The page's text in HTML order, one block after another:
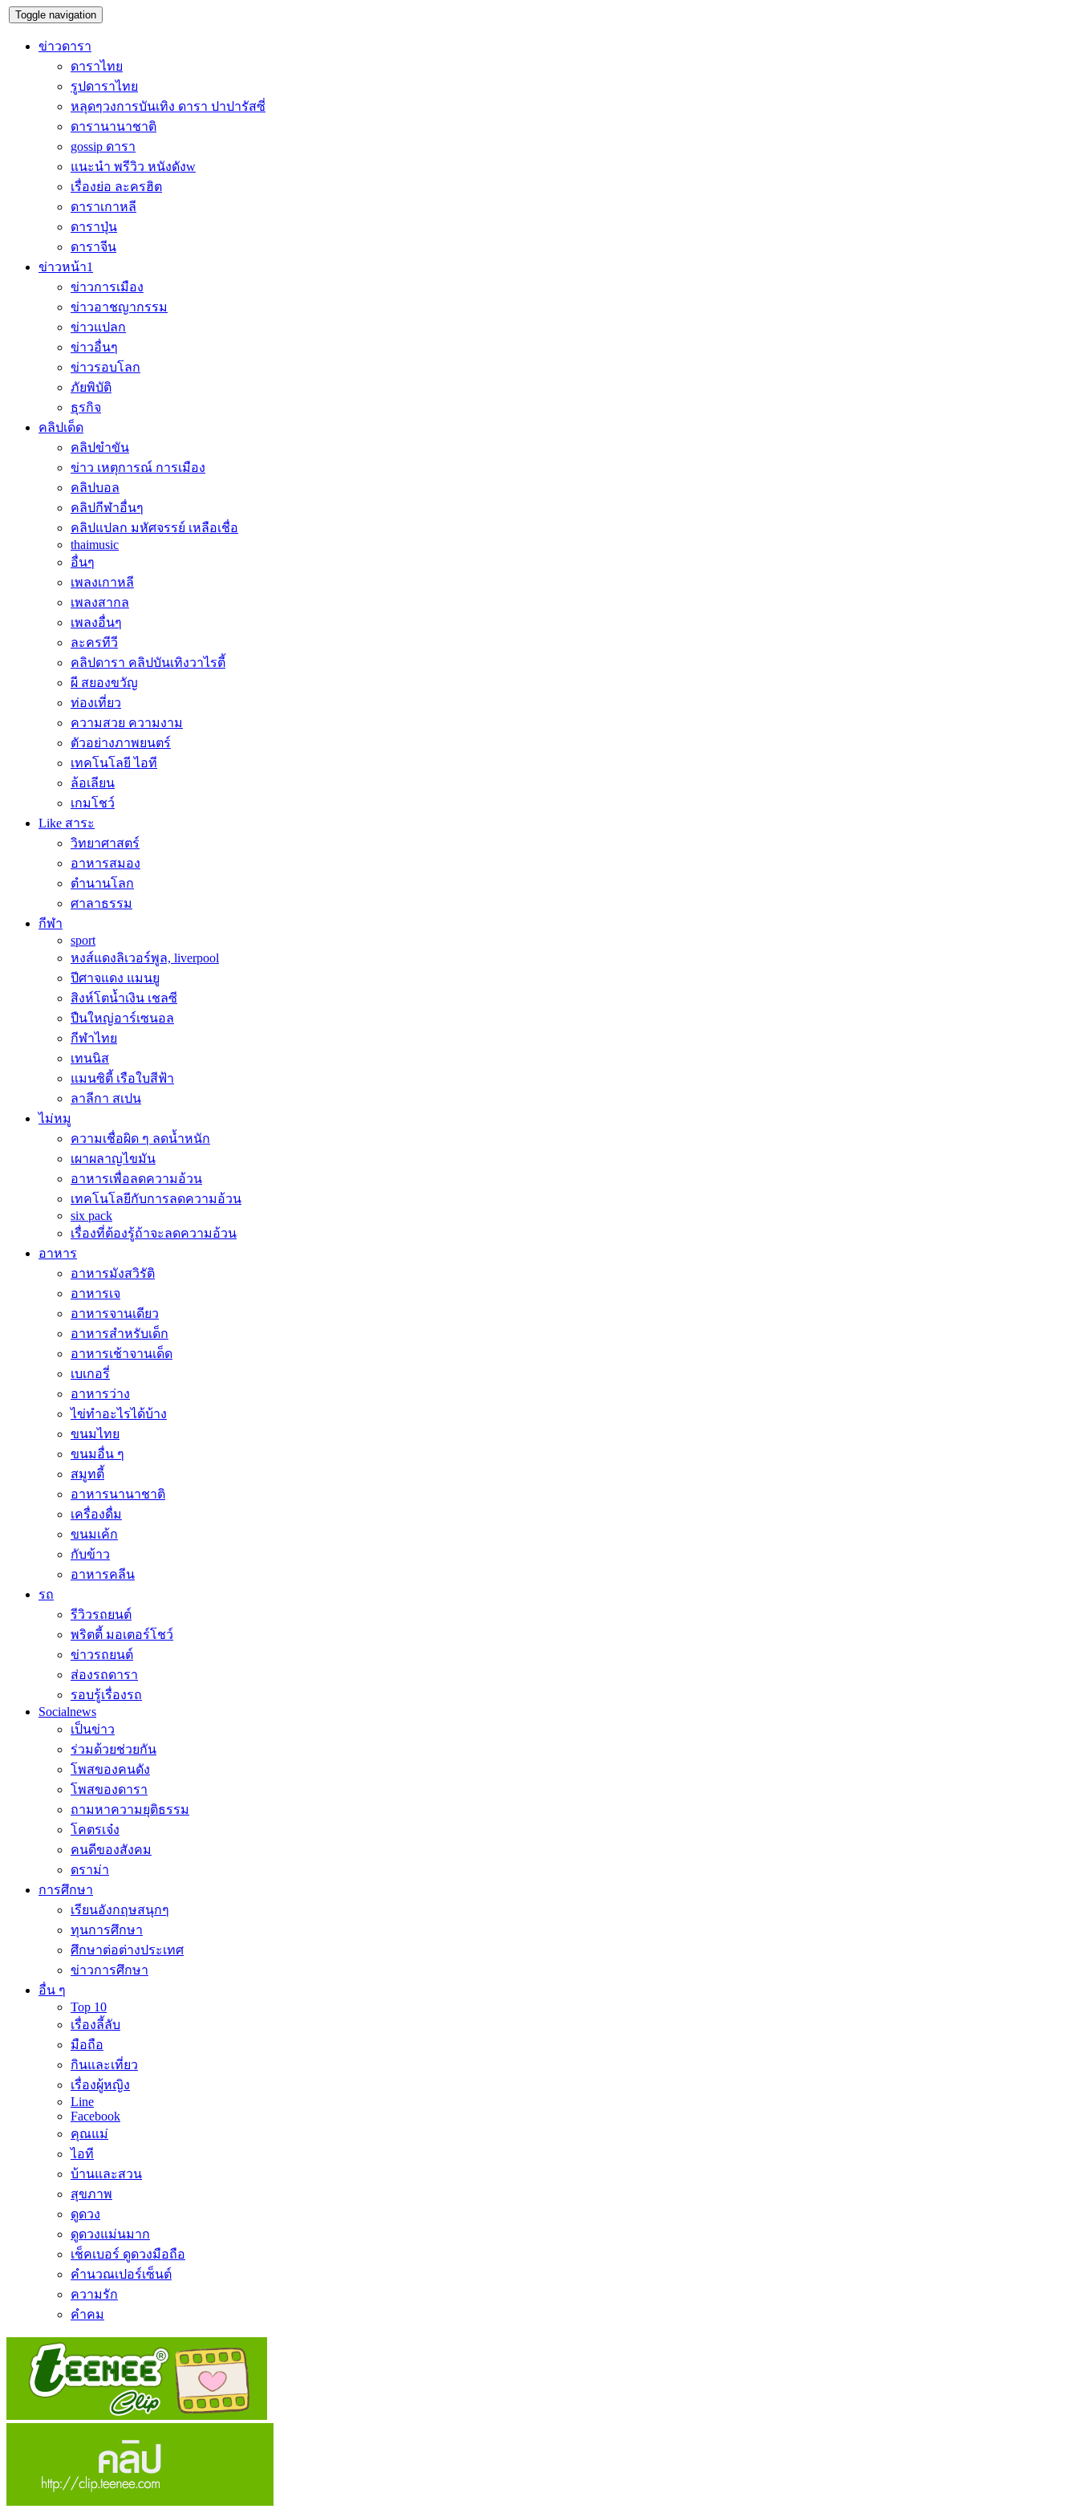
Toggle navigation
ข่าวดารา
ดาราไทย
รูปดาราไทย
หลุดๆวงการบันเทิง ดารา ปาปารัสซี่
ดารานานาชาติ
gossip ดารา
แนะนำ พรีวิว หนังดังw
เรื่องย่อ ละครฮิต
ดาราเกาหลี
ดาราปุ่น
ดาราจีน
ข่าวหน้า1
ข่าวการเมือง
ข่าวอาชญากรรม
ข่าวแปลก
ข่าวอื่นๆ
ข่าวรอบโลก
ภัยพิบัติ
ธุรกิจ
คลิปเด็ด
คลิปขำขัน
ข่าว เหตุการณ์ การเมือง
คลิปบอล
คลิปกีฬาอื่นๆ
คลิปแปลก มหัศจรรย์ เหลือเชื่อ
thaimusic
อื่นๆ
เพลงเกาหลี
เพลงสากล
เพลงอื่นๆ
ละครทีวี
คลิปดารา คลิปบันเทิงวาไรตี้
ผี สยองขวัญ
ท่องเที่ยว
ความสวย ความงาม
ตัวอย่างภาพยนตร์
เทคโนโลยี ไอที
ล้อเลียน
เกมโชว์
Like สาระ
วิทยาศาสตร์
อาหารสมอง
ตำนานโลก
ศาลาธรรม
กีฬา
sport
หงส์แดงลิเวอร์พูล, liverpool
ปีศาจแดง แมนยู
สิงห์โตน้ำเงิน เชลซี
ปืนใหญ่อาร์เซนอล
กีฬาไทย
เทนนิส
แมนซิตี้ เรือใบสีฟ้า
ลาลีกา สเปน
ไม่หมู
ความเชื่อผิด ๆ ลดน้ำหนัก
เผาผลาญไขมัน
อาหารเพื่อลดความอ้วน
เทคโนโลยีกับการลดความอ้วน
six pack
เรื่องที่ต้องรู้ถ้าจะลดความอ้วน
อาหาร
อาหารมังสวิรัติ
อาหารเจ
อาหารจานเดียว
อาหารสำหรับเด็ก
อาหารเช้าจานเด็ด
เบเกอรี่
อาหารว่าง
ไข่ทำอะไรได้บ้าง
ขนมไทย
ขนมอื่น ๆ
สมูทตี้
อาหารนานาชาติ
เครื่องดื่ม
ขนมเค้ก
กับข้าว
อาหารคลีน
รถ
รีวิวรถยนต์
พริตตี้ มอเตอร์โชว์
ข่าวรถยนต์
ส่องรถดารา
รอบรู้เรื่องรถ
Socialnews
เป็นข่าว
ร่วมด้วยช่วยกัน
โพสของคนดัง
โพสของดารา
ถามหาความยุติธรรม
โคตรเจ๋ง
คนดีของสังคม
ดราม่า
การศึกษา
เรียนอังกฤษสนุกๆ
ทุนการศึกษา
ศึกษาต่อต่างประเทศ
ข่าวการศึกษา
อื่น ๆ
Top 10
เรื่องลี้ลับ
มือถือ
กินและเที่ยว
เรื่องผู้หญิง
Line
Facebook
คุณแม่
ไอที
บ้านและสวน
สุขภาพ
ดูดวง
ดูดวงแม่นมาก
เช็คเบอร์ ดูดวงมือถือ
คำนวณเปอร์เซ็นต์
ความรัก
คำคม